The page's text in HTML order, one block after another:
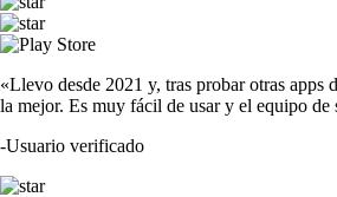
«Llevo desde 2021 y, tras probar otras apps
la mejor. Es muy fácil de usar y el equipo de
-Usuario verificado